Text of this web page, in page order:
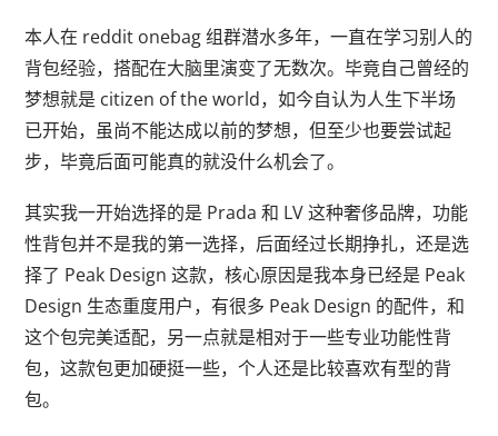
本人在 reddit onebag 组群潜水多年，一直在学习别人的
背包经验，搭配在大脑里演变了无数次。毕竟自己曾经的
梦想就是 citizen of the world，如今自认为人生下半场
已开始，虽尚不能达成以前的梦想，但至少也要尝试起
步，毕竟后面可能真的就没什么机会了。
其实我一开始选择的是 Prada 和 LV 这种奢侈品牌，功能
性背包并不是我的第一选择，后面经过长期挣扎，还是选
择了 Peak Design 这款，核心原因是我本身已经是 Peak
Design 生态重度用户，有很多 Peak Design 的配件，和
这个包完美适配，另一点就是相对于一些专业功能性背
包，这款包更加硬挺一些，个人还是比较喜欢有型的背
包。